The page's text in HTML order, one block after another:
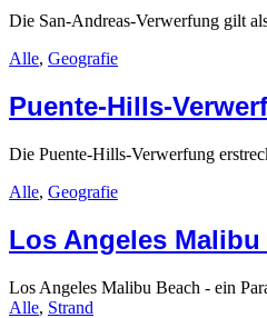
Die San-Andreas-Verwerfung gilt
Alle, Geografie
Puente-Hills-
Die Puente-Hills-Verwerfung
Alle, Geografie
Los Angeles Malibu
Los Angeles Malibu Beach - ein
Alle, Strand